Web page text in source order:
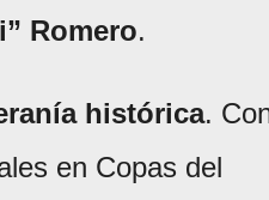
Romero.
histórica.
en Copas del